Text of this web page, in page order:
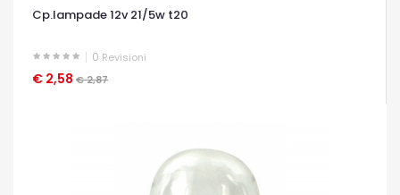
Cp.lampade 12v 21/5w t20
0 Revisioni
€ 2,58 € 2,87
OCCHIATA VELOCE